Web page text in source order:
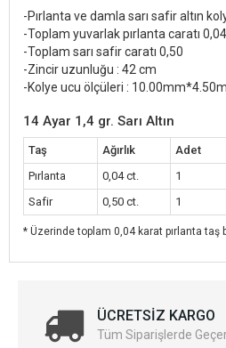
-Pırlanta ve damla sarı safir altın
-Toplam yuvarlak pırlanta caratı 0,04
-Toplam sarı safir caratı 0,50
-Zincir uzunluğu : 42 cm
-Kolye ucu ölçüleri :
14 Ayar 1,4 gr. Sarı Altın
Taş Ağırlık Adet
Pırlanta
0,04 ct. 1
Safir
0,50 ct. 1
* Üzerinde toplam 0,04 karat pırlanta taş
ÜCRETSIZ KARGO
Tüm Siparişlerde